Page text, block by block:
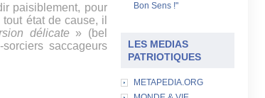
Bon Sens !"
LES MEDIAS
PATRIOTIQUES
METAPEDIA.ORG
paisiblement, pour
état de cause, il
délicate » (bel
saccageurs